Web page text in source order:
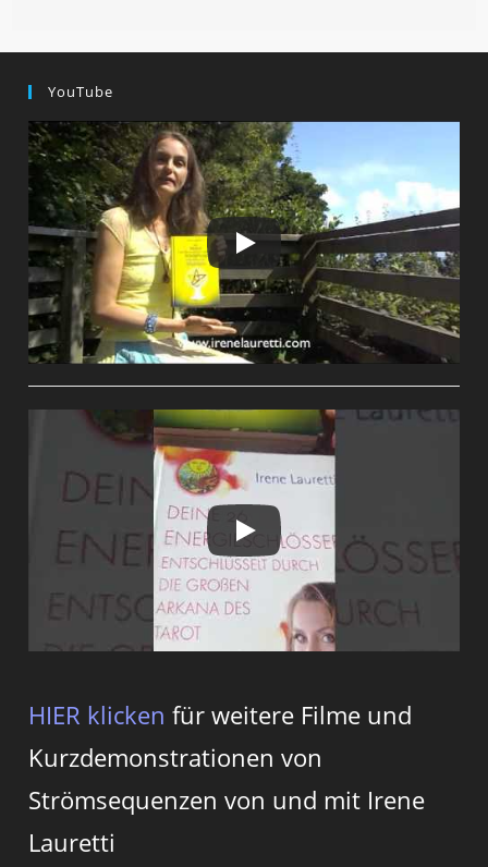
YouTube
HIER klicken für weitere Filme und
Kurzdemonstrationen von
Strömsequenzen von und mit Irene
Lauretti